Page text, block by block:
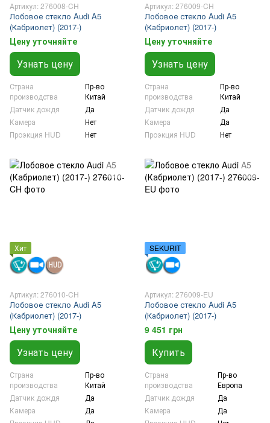
Артикул: 276008-CH
Лобовое стекло Audi A5
(Кабриолет) (2017-)
Цену уточняйте
Узнать цену
Страна
производства
Пр-во
Китай
Датчик дождя
Да
Камера
Нет
Проэкция HUD
Нет
Артикул: 276009-CH
Лобовое стекло Audi A5
(Кабриолет) (2017-)
Цену уточняйте
Узнать цену
Страна
производства
Пр-во
Китай
Датчик дождя
Да
Камера
Да
Проэкция HUD
Нет
Хит
Артикул: 276010-CH
Лобовое стекло Audi A5
(Кабриолет) (2017-)
Цену уточняйте
Узнать цену
Страна
производства
Пр-во
Китай
Датчик дождя
Да
Камера
Да
SEKURIT
Артикул: 276009-EU
Лобовое стекло Audi A5
(Кабриолет) (2017-)
9 451 грн
Купить
Страна
производства
Пр-во
Европа
Датчик дождя
Да
Камера
Да